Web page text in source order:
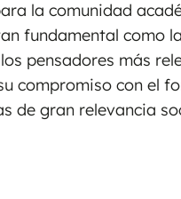
la comunidad
fundamental como
pensadores más
compromiso con el
de gran relevancia